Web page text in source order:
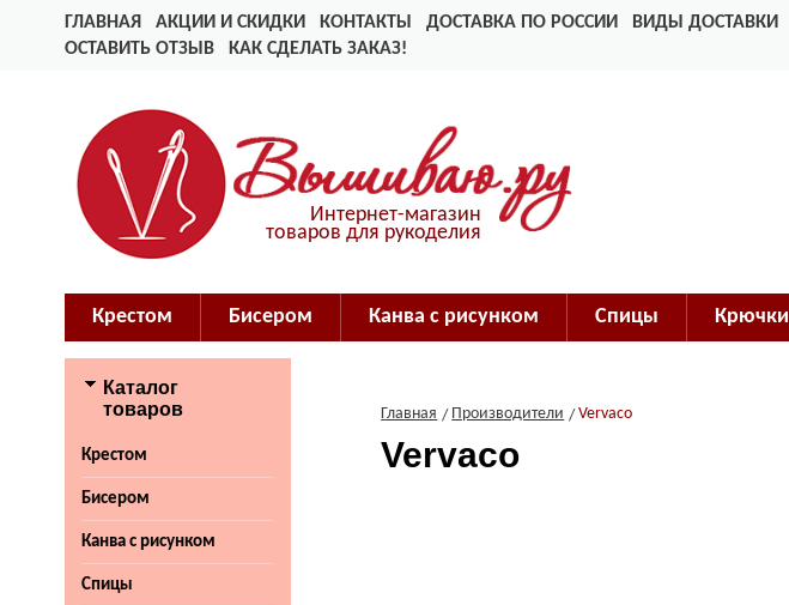
ГЛАВНАЯ АКЦИИ И СКИДКИ КОНТАКТЫ ДОСТАВКА ПО РОССИИ
ВИДЫ ДОСТАВКИ
ОСТАВИТЬ ОТЗЫВ
КАК СДЕЛАТЬ ЗАКАЗ!
Интернет-магазин
товаров для рукоделия
Крестом Бисером Канва с рисунком Спицы Крючки
Каталог
товаров
Крестом
Бисером
Канва с рисунком
Спицы
Главная Производители Vervaco
Vervaco